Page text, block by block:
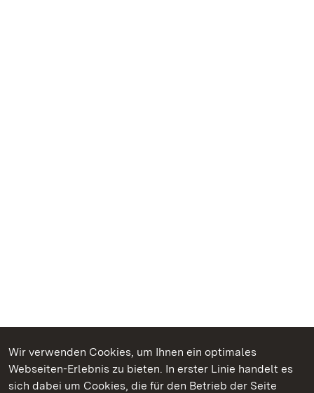
Wir verwenden Cookies, um Ihnen ein optimales
Webseiten-Erlebnis zu bieten. In erster Linie handelt es
sich dabei um Cookies, die für den Betrieb der Seite
Kommen. Staunen. Genießen.